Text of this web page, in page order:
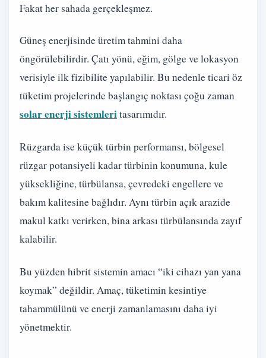
Fakat her sahada gerçekleşmez.
Güneş enerjisinde üretim tahmini daha
öngörülebilirdir. Çatı yönü, eğim, gölge ve lokasyon
verisiyle ilk fizibilite yapılabilir. Bu nedenle ticari öz
tüketim projelerinde başlangıç noktası çoğu zaman
solar enerji sistemleritasarımıdır.
Rüzgarda ise küçük türbin performansı, bölgesel
rüzgar potansiyeli kadar türbinin konumuna, kule
yüksekliğine, türbülansa, çevredeki engellere ve
bakım kalitesine bağlıdır. Aynı türbin açık arazide
makul katkı verirken, bina arkası türbülansında zayıf
kalabilir.
Bu yüzden hibrit sistemin amacı “iki cihazı yan yana
koymak” değildir. Amaç, tüketimin kesintiye
tahammülünü ve enerji zamanlamasını daha iyi
yönetmektir.